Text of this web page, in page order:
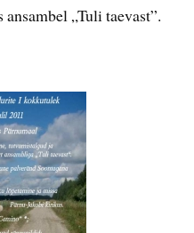
„Tuli taevast”.